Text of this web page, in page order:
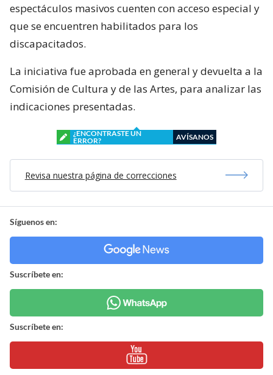
espectáculos masivos cuenten con acceso especial y
que se encuentren habilitados para los
discapacitados.
La iniciativa fue aprobada en general y devuelta a la
Comisión de Cultura y de las Artes, para analizar las
indicaciones presentadas.
¿ENCONTRASTE UN
ERROR?
AVÍSANOS
Revisa nuestra página de correcciones
Síguenos en:
Suscríbete en:
Suscríbete en: